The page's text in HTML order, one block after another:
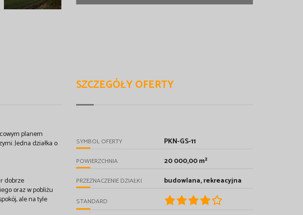
planem
Jedna działka o
dobrze
oraz w pobliżu
ale na tyle
SZCZEGÓŁY OFERTY
SYMBOL OFERTY PKN-GS-11
POWIERZCHNIA 20 000,00 m²
PRZEZNACZENIE DZIAŁKI budowlana, rekreacyjna
STANDARD